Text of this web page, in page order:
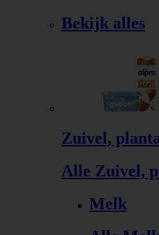
Bekijk alles
Zuivel,
Alle Zuivel,
Melk